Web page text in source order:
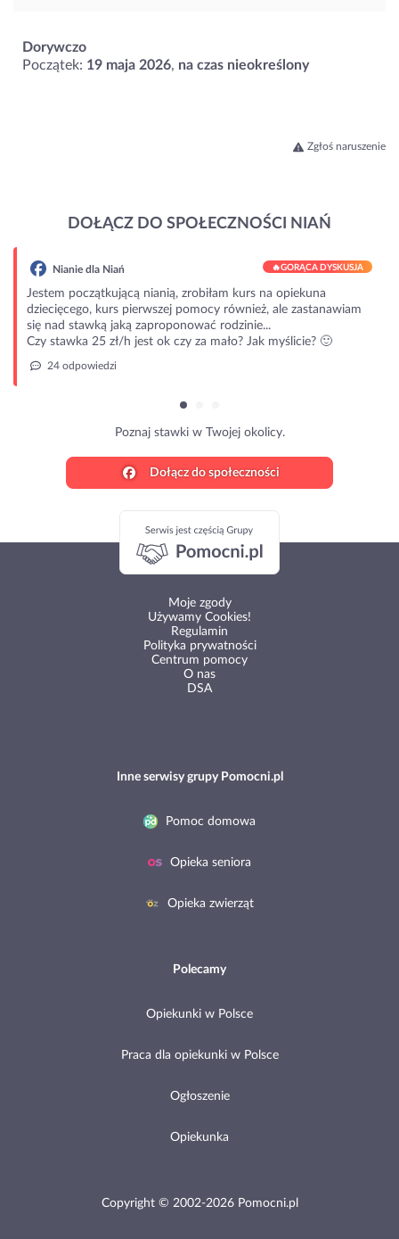
Dorywczo
Początek: 19 maja 2026, na czas nieokreślony
Zgłoś naruszenie
DOŁĄCZ DO SPOŁECZNOŚCI NIAŃ
Nianie dla Niań 🔥GORĄCA DYSKUSJA
Jestem początkującą nianią, zrobiłam kurs na opiekuna
dziecięcego, kurs pierwszej pomocy również, ale zastanawiam
się nad stawką jaką zaproponować rodzinie...
Czy stawka 25 zł/h jest ok czy za mało? Jak myślicie? 🙂
24 odpowiedzi
Poznaj stawki w Twojej okolicy.
Dołącz do społeczności
Moje zgody
Używamy Cookies!
Regulamin
Polityka prywatności
Centrum pomocy
O nas
DSA
Inne serwisy grupy Pomocni.pl
Pomoc domowa
Opieka seniora
Opieka zwierząt
Polecamy
Opiekunki w Polsce
Praca dla opiekunki w Polsce
Ogłoszenie
Opiekunka
Copyright © 2002-2026 Pomocni.pl